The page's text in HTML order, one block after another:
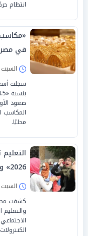
انتظام
في مصر
السبت 01/أغسطس/2026 - 03:09 م
سجلت
المكاسب
محليًا.
2026» وتحدد موعد الاعتماد
السبت 25/يوليو/2026 - 03:21 م
كشفت